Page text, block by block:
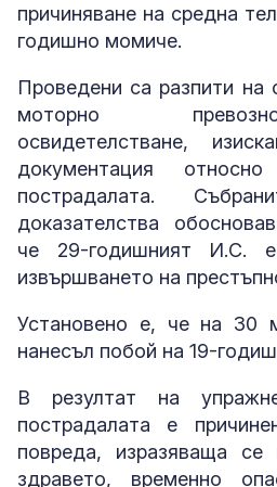
причиняване на средна
годишно момиче.
Проведени са разпити на
моторно
освидетелстване,
документация
пострадалата.
доказателства
че 29-годишният И.С.
извършването на
Установено е, че на 30
нанесъл побой на 19-
В резултат на
пострадалата е
повреда, изразяваща се
здравето, временно